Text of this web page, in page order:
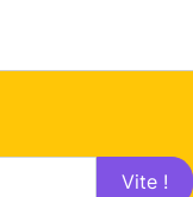
Vite !